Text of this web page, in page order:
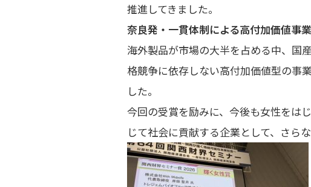
推進してきました。
奈良発・一貫体制による高付加価値事業
海外製品が市場の大半を占める中、国
格競争に依存しない高付加価値型の事
した。
今回の受賞を励みに、今後も女性をは
じて社会に貢献する企業として、さら